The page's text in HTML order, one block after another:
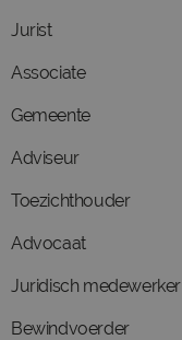
Jurist
Associate
Gemeente
Adviseur
Toezichthouder
Advocaat
Juridisch medewerker
Bewindvoerder